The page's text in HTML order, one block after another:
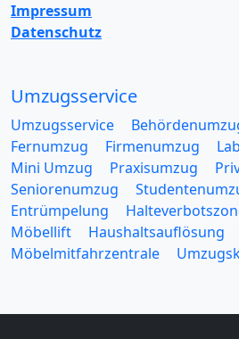
Impressum
Datenschutz
Umzugsservice
Umzugsservice
Fernumzug
Firmenumzug
Mini Umzug
Praxisumzug
Seniorenumzug
Entrümpelung
Möbellift
Haushaltsauflösung
Möbelmitfahrzentrale